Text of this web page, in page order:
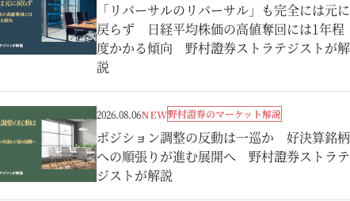
「リバーサルのリバーサル」も完全には元に
戻らず 日経平均株価の高値奪回には1年程
度かかる傾向 野村證券ストラテジストが解
説
2026.08.06NEW野村證券のマーケット解説
ポジション調整の反動は一巡か 好決算銘柄
への順張りが進む展開へ 野村證券ストラテ
ジストが解説